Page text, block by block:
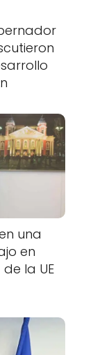
una
en
la UE